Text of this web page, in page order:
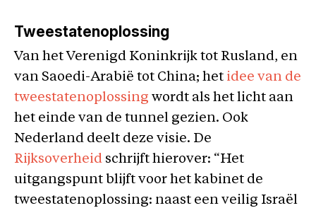
Tweestatenoplossing
Van het Verenigd Koninkrijk tot Rusland, en
van Saoedi-Arabië tot China; het idee van de
tweestatenoplossing wordt als het licht aan
het einde van de tunnel gezien. Ook
Nederland deelt deze visie. De
Rijksoverheid schrijft hierover: “Het
uitgangspunt blijft voor het kabinet de
tweestatenoplossing: naast een veilig Israël